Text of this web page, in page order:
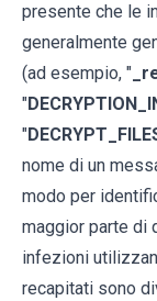
presente che le
generalmente
(ad esempio, "
"
"
nome di un
modo per
maggior parte di
infezioni
recapitati sono